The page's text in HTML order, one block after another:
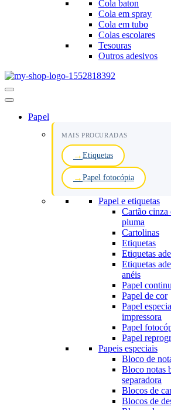
Cola baton
Cola em spray
Cola em tubo
Colas escolares
Tesouras
Outros adesivos
Menu
de
Papel
MAIS PROCURADAS
Etiquetas
Papel fotocópia
Papel e etiquetas
Cartão cinza
pluma
Cartolinas
Etiquetas
Etiquetas
Etiquetas
anéis
Papel
Papel de cor
Papel
impressora
Papel
Papel
Papeis especiais
Bloco de
Bloco notas
separadora
Blocos de
Blocos de